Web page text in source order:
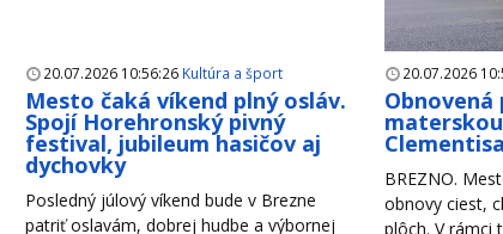
20.07.2026 10:56:26 Kultúra a šport
Mesto čaká víkend plný osláv.
Spojí Horehronský pivný
festival, jubileum hasičov aj
dychovky
Posledný júlový víkend bude v Brezne
patriť oslavám, dobrej hudbe a výbornej
20.07.2026
Obnovená
Clementisa
BREZNO.
obnovy ciest,
plôch. V rámci